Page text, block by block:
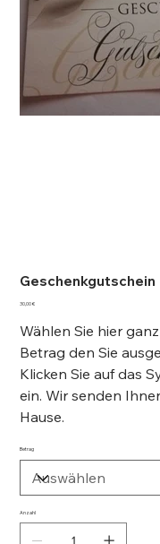
Geschenkgutschein
Preis
30,00 €
Wählen Sie hier
Betrag den Sie
Klicken Sie auf das
ein. Wir senden
Hause.
Betrag
Anzahl